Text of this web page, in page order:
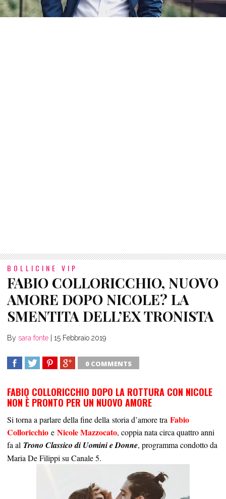
BOLLICINE VIP
FABIO COLLORICCHIO, NUOVO
AMORE DOPO NICOLE? LA
SMENTITA DELL’EX TRONISTA
By sara fonte 15 Febbraio 2019
0 COMMENTS
FABIO COLLORICCHIO DOPO LA ROTTURA CON NICOLE
NON È PRONTO PER UN NUOVO AMORE
Si torna a parlare della fine della storia d’amore tra Fabio
Colloricchio e Nicole Mazzocato, coppia nata circa quattro anni
fa al Trono Classico di Uomini e Donne, programma condotto da
Maria De Filippi su Canale 5.